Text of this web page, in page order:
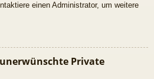
einen Administrator, um weitere
Private